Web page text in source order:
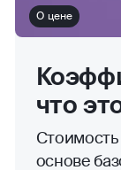
О цене
что
основе